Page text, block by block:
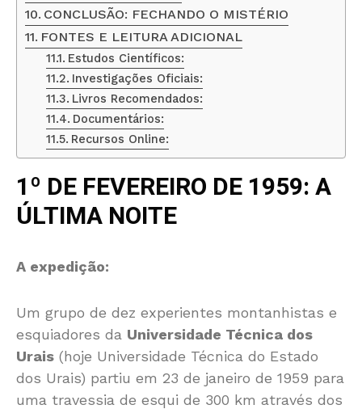
CONCLUSÃO: FECHANDO O MISTÉRIO
FONTES E LEITURA ADICIONAL
Estudos Científicos:
Investigações Oficiais:
Livros Recomendados:
Documentários:
Recursos Online:
1º DE FEVEREIRO DE 1959: A
ÚLTIMA NOITE
A expedição:
Um grupo de dez experientes montanhistas e
esquiadores da Universidade Técnica dos
Urais (hoje Universidade Técnica do Estado
dos Urais) partiu em 23 de janeiro de 1959 para
uma travessia de esqui de 300 km através dos